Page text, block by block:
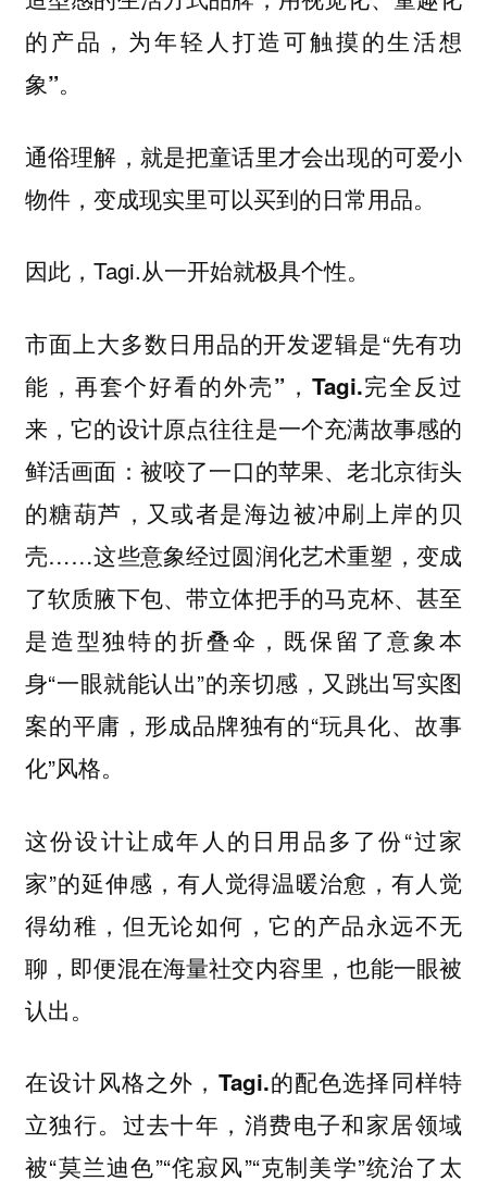
的产品，为年轻人打造可触摸的生活想
象”。
通俗理解，就是把童话里才会出现的可爱小
物件，变成现实里可以买到的日常用品。
因此，Tagi.从一开始就极具个性。
市面上大多数日用品的开发逻辑是“先有功
能，再套个好看的外壳”，Tagi.完全反过
来，它的设计原点往往是一个充满故事感的
鲜活画面 ：被咬了一口的苹果、老北京街头
的糖葫芦，又或者是海边被冲刷上岸的贝
壳……这些意象经过圆润化艺术重塑，变成
了软质腋下包、带立体把手的马克杯、甚至
是造型独特的折叠伞，既保留了意象本
身“一眼就能认出”的亲切感，又跳出写实图
案的平庸，形成品牌独有的“玩具化、故事
化”风格。
这份设计让成年人的日用品多了份“过家
家”的延伸感，有人觉得温暖治愈，有人觉
得幼稚，但无论如何，它的产品永远不无
聊，即便混在海量社交内容里，也能一眼被
认出。
在设计风格之外，Tagi.的配色选择同样特
立独行。 过去十年，消费电子和家居领域
被“莫兰迪色”“侘寂风”“克制美学”统治了太